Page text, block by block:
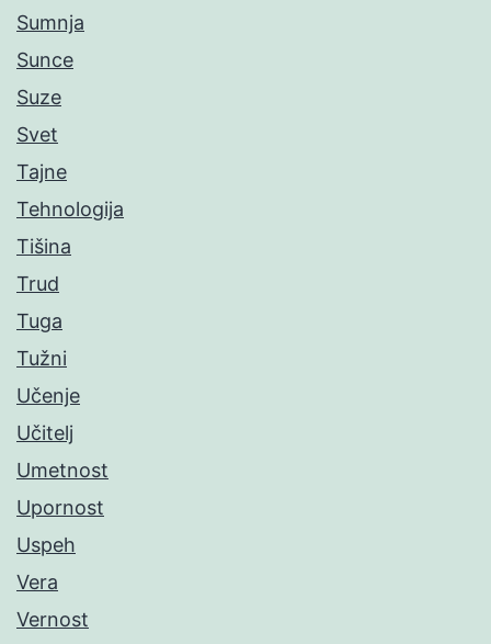
Sumnja
Sunce
Suze
Svet
Tajne
Tehnologija
Tišina
Trud
Tuga
Tužni
Učenje
Učitelj
Umetnost
Upornost
Uspeh
Vera
Vernost